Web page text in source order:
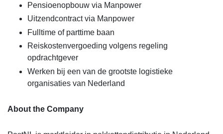
Pensioenopbouw via Manpower
Uitzendcontract via Manpower
Fulltime of parttime baan
Reiskostenvergoeding volgens regeling
opdrachtgever
Werken bij een van de grootste logistieke
organisaties van Nederland
About the Company